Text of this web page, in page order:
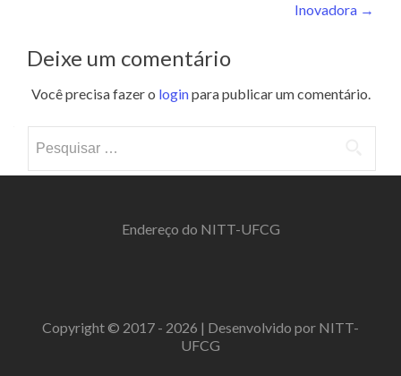
Inovadora →
Deixe um comentário
Você precisa fazer o loginpara publicar um comentário.
por:
Endereço do NITT-UFCG
Copyright © 2017 - 2026 | Desenvolvido por NITT-
UFCG